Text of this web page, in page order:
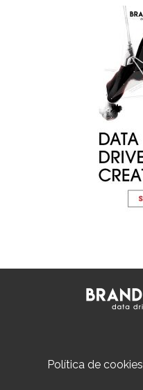
Política de cookies